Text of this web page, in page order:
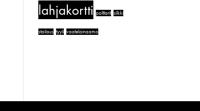
lahjakortti polttarit silkki
stailaus tyyli vaatelainaamo